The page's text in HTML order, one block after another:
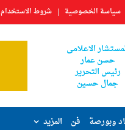
سياسة الخصوصية شروط الاستخدام
الاعلامى
حسن عمار
رئيس التحرير
جمال حسين
وبورصة فن المزيد